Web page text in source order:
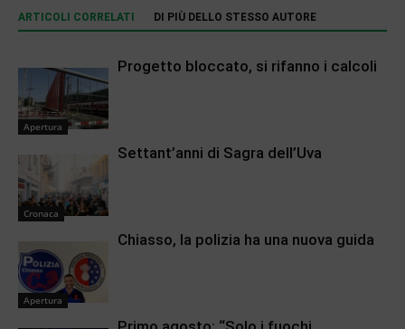
ARTICOLI CORRELATI DI PIÙ DELLO STESSO AUTORE
Apertura
Progetto bloccato, si rifanno i calcoli
Cronaca
Settant’anni di Sagra dell’Uva
Apertura
Chiasso, la polizia ha una nuova guida